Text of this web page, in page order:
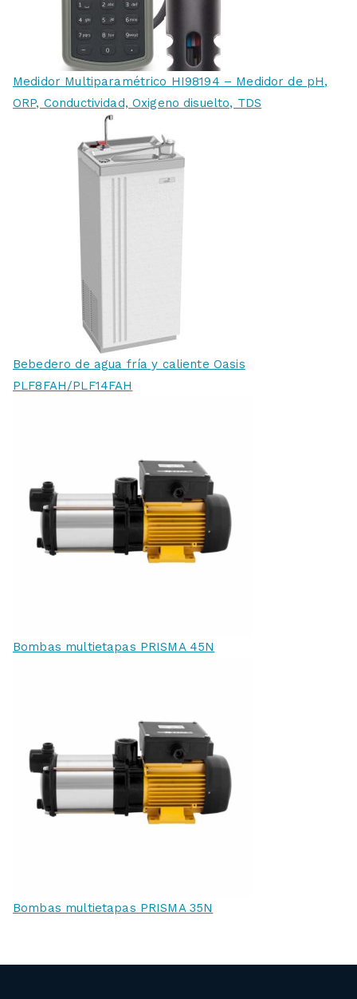
Medidor Multiparamétrico HI98194 – Medidor de pH,
ORP, Conductividad, Oxigeno disuelto, TDS
Bebedero de agua fría y caliente Oasis
PLF8FAH/PLF14FAH
Bombas multietapas PRISMA 45N
Bombas multietapas PRISMA 35N